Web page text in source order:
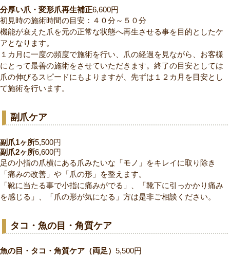
分厚い爪・変形爪再生補正6,600円
初見時の施術時間の目安：４０分～５０分
機能が衰えた爪を元の正常な状態へ再生させる事を目的としたケ
アとなります。
１カ月に一度の頻度で施術を行い、爪の経過を見ながら、お客様
にとって最善の施術をさせていただきます。終了の目安としては
爪の伸びるスピードにもよりますが、先ずは１２カ月を目安とし
て施術を行います。
副爪ケア
副爪1ヶ所5,500円
副爪2ヶ所6,600円
足の小指の爪横にある爪みたいな「モノ」をキレイに取り除き
「痛みの改善」や「爪の形」を整えます。
「靴に当たる事で小指に痛みがでる」、「靴下に引っかかり痛み
を感じる」、「爪の形が気になる」方は是非ご相談ください。
タコ・魚の目・角質ケア
魚の目・タコ・角質ケア（両足） 5,500円